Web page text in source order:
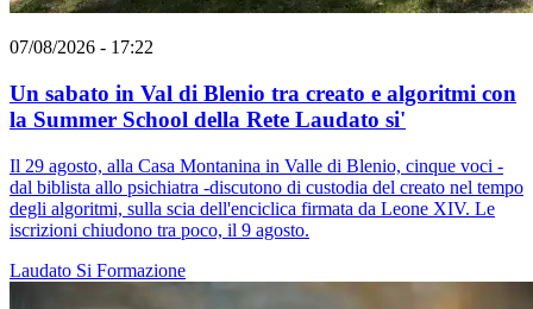
07/08/2026 - 17:22
Un sabato in Val di Blenio tra creato e algoritmi con
la Summer School della Rete Laudato si'
Il 29 agosto, alla Casa Montanina in Valle di Blenio, cinque voci -
dal biblista allo psichiatra -discutono di custodia del creato nel tempo
degli algoritmi, sulla scia dell'enciclica firmata da Leone XIV. Le
iscrizioni chiudono tra poco, il 9 agosto.
Laudato Si Formazione